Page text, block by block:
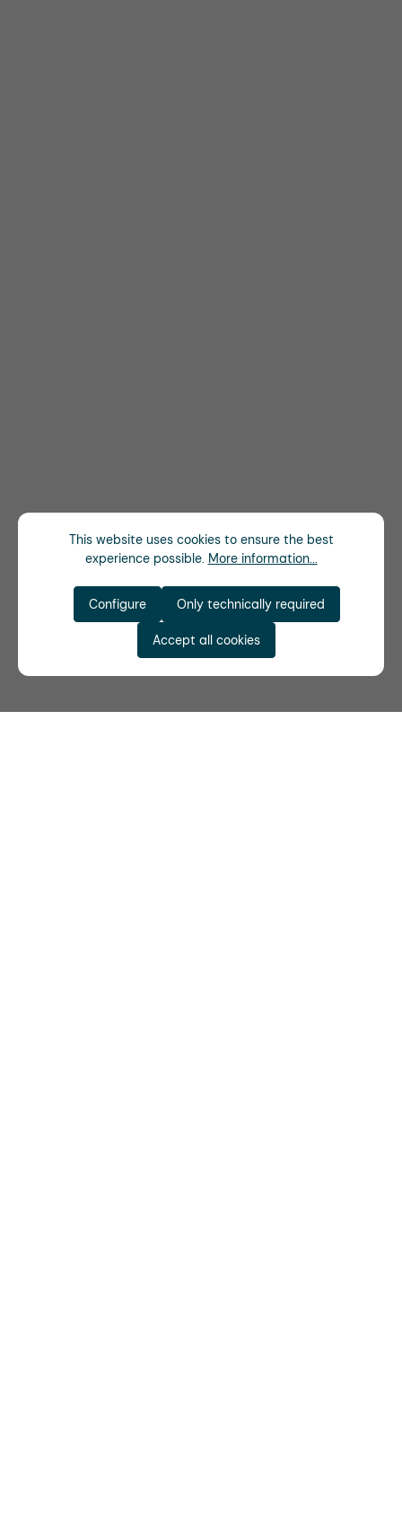
This website uses cookies to ensure the best
experience possible. More information...
Only technically required
Configure
Accept all cookies